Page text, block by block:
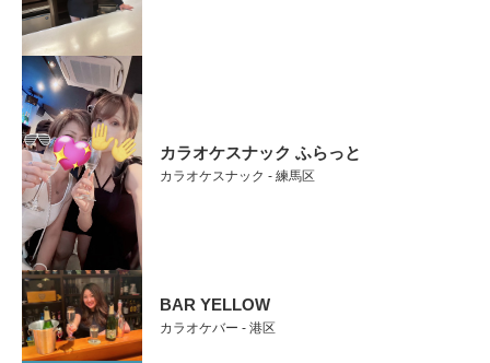
カラオケスナック ふらっと
カラオケスナック - 練馬区
BAR YELLOW
カラオケバー - 港区